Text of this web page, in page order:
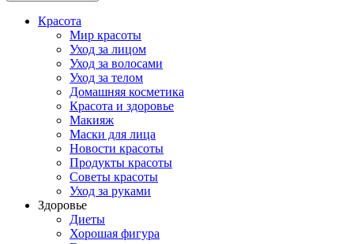
Красота
Мир красоты
Уход за лицом
Уход за волосами
Уход за телом
Домашняя косметика
Красота и здоровье
Макияж
Маски для лица
Новости красоты
Продукты красоты
Советы красоты
Уход за руками
Здоровье
Диеты
Хорошая фигура